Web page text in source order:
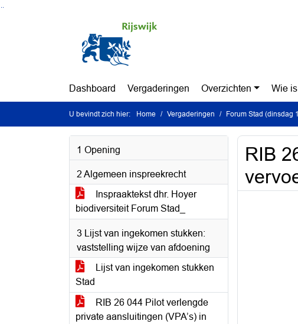
Dashboard Vergaderingen Overzichten Wie
U bevindt zich hier: Home Vergaderingen Forum Stad (dinsdag
1 Opening
2 Algemeen inspreekrecht
Inspraaktekst dhr. Hoyer
biodiversiteit Forum Stad_
3 Lijst van ingekomen stukken:
vaststelling wijze van afdoening
Lijst van ingekomen stukken
Stad
RIB 26 044 Pilot verlengde
private aansluitingen (VPA’s) in
RIB